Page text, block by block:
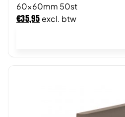
60x60mm 50st
€35,95 excl. btw